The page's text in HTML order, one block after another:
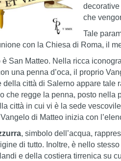
che
Tale
con la Chiesa di Roma, il
è San Matteo. Nella ricca
una penna d’oca, il proprio
della città di Salerno appare
che regge la penna, posto nella
città in cui vi è la sede
di Matteo inizia con
, simbolo dell’acqua,
di tutto. Inoltre, è nello
e della costiera tirrenica su